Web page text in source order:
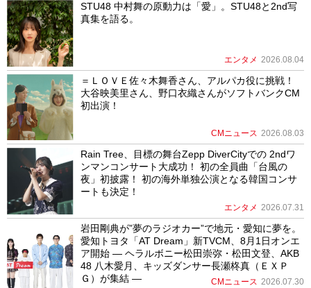
STU48 中村舞の原動力は「愛」。STU48と2nd写
真集を語る。
エンタメ 2026.08.04
＝ＬＯＶＥ佐々木舞香さん、アルパカ役に挑戦！
大谷映美里さん、野口衣織さんがソフトバンクCM
初出演！
CMニュース 2026.08.03
Rain Tree、目標の舞台Zepp DiverCityでの 2ndワ
ンマンコンサート大成功！ 初の全員曲「台風の
夜」初披露！ 初の海外単独公演となる韓国コンサ
ートも決定！
エンタメ 2026.07.31
岩田剛典が”夢のラジオカー”で地元・愛知に夢を。
愛知トヨタ「AT Dream」新TVCM、8月1日オンエ
ア開始 ― ヘラルボニー松田崇弥・松田文登、AKB
48 八木愛月、キッズダンサー長瀬柊真（ＥＸＰ
Ｇ）が集結 ―
CMニュース 2026.07.30